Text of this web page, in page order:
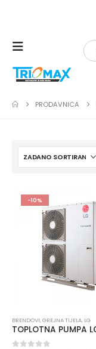
PRODAVNICA
-10%
BRENDOVI,GREJNA TIJELA, LG